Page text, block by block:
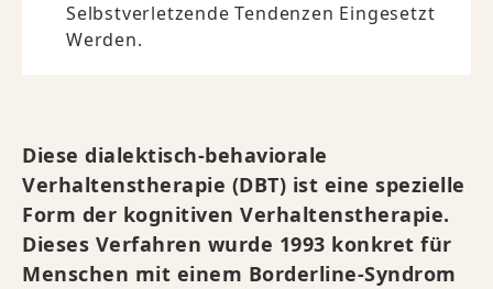
Selbstverletzende Tendenzen Eingesetzt
Werden.
Diese dialektisch-behaviorale
Verhaltenstherapie (DBT) ist eine spezielle
Form der kognitiven Verhaltenstherapie.
Dieses Verfahren wurde 1993 konkret für
Menschen mit einem Borderline-Syndrom